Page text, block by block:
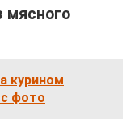
мясного
курином
фото